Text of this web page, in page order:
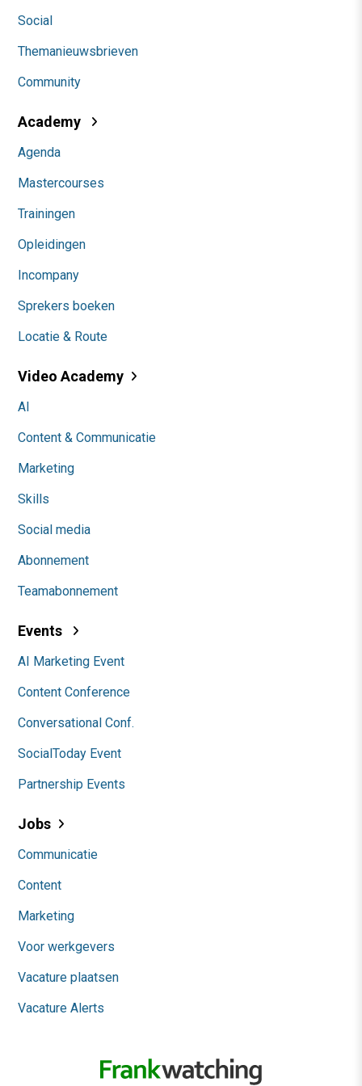
Social
Themanieuwsbrieven
Community
Academy
Agenda
Mastercourses
Trainingen
Opleidingen
Incompany
Sprekers boeken
Locatie & Route
Video Academy
AI
Content & Communicatie
Marketing
Skills
Social media
Abonnement
Teamabonnement
Events
AI Marketing Event
Content Conference
Conversational Conf.
SocialToday Event
Partnership Events
Jobs
Communicatie
Content
Marketing
Voor werkgevers
Vacature plaatsen
Vacature Alerts